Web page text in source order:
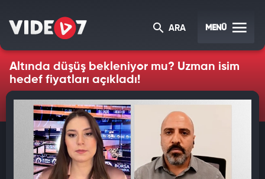
ARA MENÜ
Altında düşüş bekleniyor mu? Uzman isim
hedef fiyatları açıkladı!